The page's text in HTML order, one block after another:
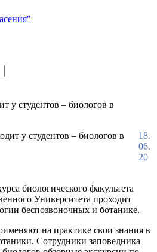
у студентов – биологов в
18.
06.
20
биологического факультета
Университета проходит
беспозвоночных и ботанике.
на практике свои знания в
Сотрудники заповедника